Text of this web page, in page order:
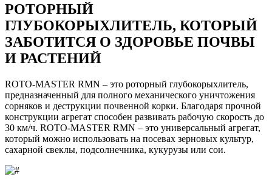
РОТОРНЫЙ
ГЛУБОКОРЫХЛИТЕЛЬ, КОТОРЫЙ
ЗАБОТИТСЯ О ЗДОРОВЬЕ ПОЧВЫ
И РАСТЕНИЙ
ROTO-MASTER RMN – это роторный глубокорыхлитель,
предназначенный для полного механического уничтожения
сорняков и деструкции почвенной корки. Благодаря прочной
конструкции агрегат способен развивать рабочую скорость до
30 км/ч. ROTO-MASTER RMN – это универсальный агрегат,
который можно использовать на посевах зерновых культур,
сахарной свеклы, подсолнечника, кукурузы или сои.